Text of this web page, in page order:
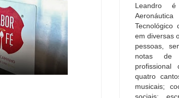
Leandro
Tecnológico
em diversas
pessoas,
notas de
profissional
quatro
musicais;